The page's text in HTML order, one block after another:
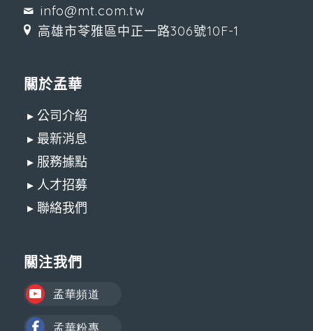
info@mt.com.tw
高雄市苓雅區中正一路306號10F-1
關於孟華
▸ 公司介紹
▸ 最新消息
▸ 服務據點
▸ 人才招募
▸ 聯絡我們
關注我們